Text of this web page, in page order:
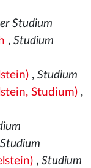
Studium
, Studium
, Studium
Studium),
, Studium